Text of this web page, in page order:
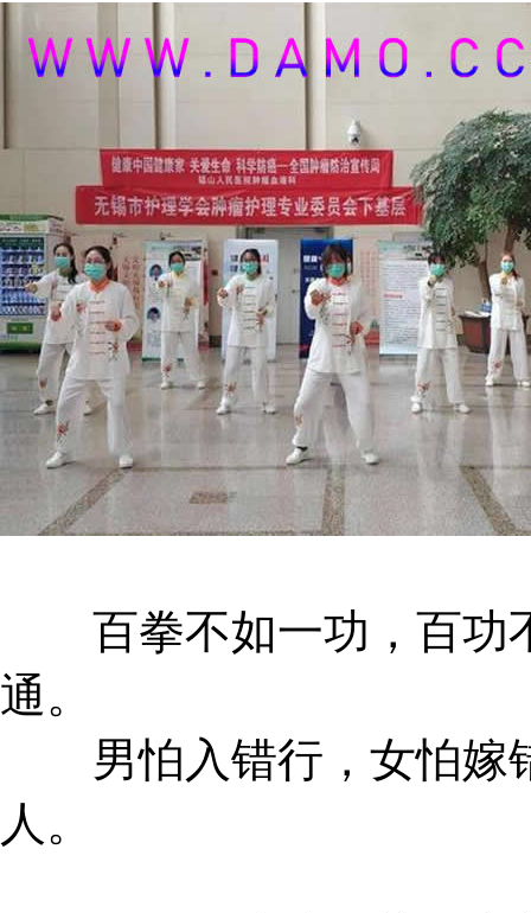
百拳不如一功，百功
通。
男怕入错行，女怕嫁
人。